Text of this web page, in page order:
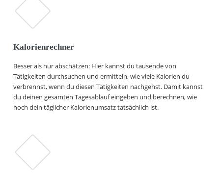
Kalorienrechner
Besser als nur abschätzen: Hier kannst du tausende von
Tätigkeiten durchsuchen und ermitteln, wie viele Kalorien du
verbrennst, wenn du diesen Tätigkeiten nachgehst. Damit kannst
du deinen gesamten Tagesablauf eingeben und berechnen, wie
hoch dein täglicher Kalorienumsatz tatsächlich ist.